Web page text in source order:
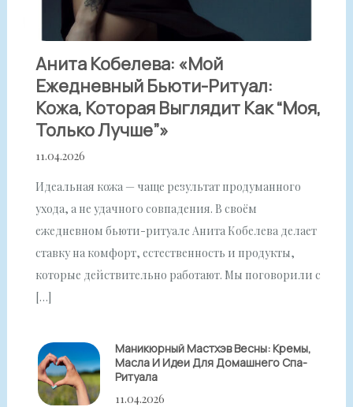
Анита Кобелева: «Мой
Ежедневный Бьюти-Ритуал:
Кожа, Которая Выглядит Как “моя,
Только Лучше”»
11.04.2026
Идеальная кожа — чаще результат продуманного
ухода, а не удачного совпадения. В своём
ежедневном бьюти-ритуале Анита Кобелева делает
ставку на комфорт, естественность и продукты,
которые действительно работают. Мы поговорили с
[…]
Маникюрный Мастхэв Весны: Кремы,
Масла И Идеи Для Домашнего Спа-
Ритуала
11.04.2026